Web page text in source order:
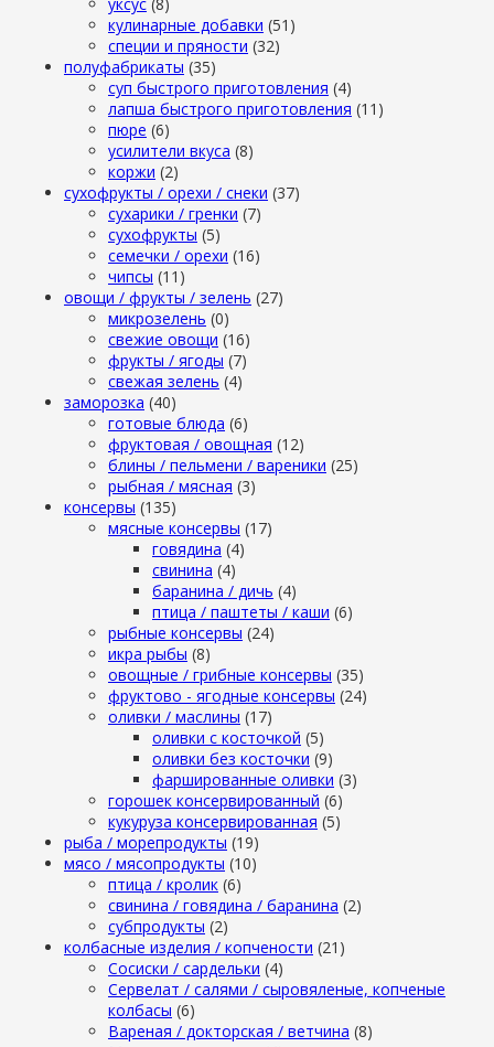
кулинарные добавки (51)
специи и пряности (32)
полуфабрикаты (35)
суп быстрого приготовления (4)
лапша быстрого приготовления (11)
пюре (6)
усилители вкуса (8)
коржи (2)
сухофрукты / орехи / снеки (37)
сухарики / гренки (7)
сухофрукты (5)
семечки / орехи (16)
чипсы (11)
овощи / фрукты / зелень (27)
микрозелень (0)
свежие овощи (16)
фрукты / ягоды (7)
свежая зелень (4)
заморозка (40)
готовые блюда (6)
фруктовая / овощная (12)
блины / пельмени / вареники (25)
рыбная / мясная (3)
консервы (135)
мясные консервы (17)
говядина (4)
свинина (4)
баранина / дичь (4)
птица / паштеты / каши (6)
рыбные консервы (24)
икра рыбы (8)
овощные / грибные консервы (35)
фруктово - ягодные консервы (24)
оливки / маслины (17)
оливки с косточкой (5)
оливки без косточки (9)
фаршированные оливки (3)
горошек консервированный (6)
кукуруза консервированная (5)
рыба / морепродукты (19)
мясо / мясопродукты (10)
птица / кролик (6)
свинина / говядина / баранина (2)
субпродукты (2)
колбасные изделия / копчености (21)
Сосиски / сардельки (4)
Сервелат / салями / сыровяленые, копченые
колбасы (6)
Вареная / докторская / ветчина (8)